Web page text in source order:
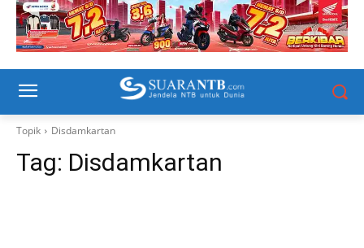
Topik Disdamkartan
Tag: Disdamkartan